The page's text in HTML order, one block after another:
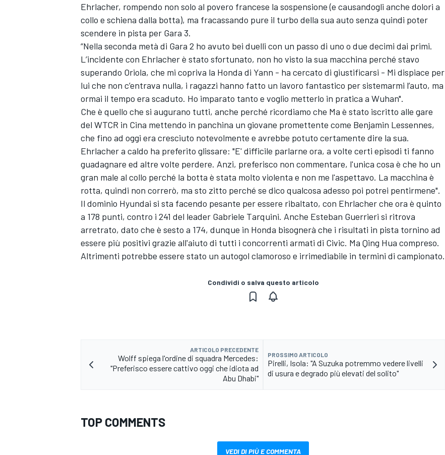
ENDURANCE/GT
MONOMARCA
Ehrlacher, rompendo non solo al povero francese la sospensione (e causandogli anche dolori a
collo e schiena dalla botta), ma fracassando pure il turbo della sua auto senza quindi poter
scendere in pista per Gara 3.
“Nella seconda metà di Gara 2 ho avuto bei duelli con un passo di uno o due decimi dai primi.
L’incidente con Ehrlacher è stato sfortunato, non ho visto la sua macchina perché stavo
superando Oriola, che mi copriva la Honda di Yann - ha cercato di giustificarsi - Mi dispiace per
lui che non c’entrava nulla, i ragazzi hanno fatto un lavoro fantastico per sistemarmi l’auto, ma
ormai il tempo era scaduto. Ho imparato tanto e voglio metterlo in pratica a Wuhan".
Che è quello che si augurano tutti, anche perché ricordiamo che Ma è stato iscritto alle gare
del WTCR in Cina mettendo in panchina un giovane promettente come Benjamin Lessennes,
che fino ad oggi era cresciuto notevolmente e avrebbe potuto certamente dire la sua.
Ehrlacher a caldo ha preferito glissare: "E' difficile parlarne ora, a volte certi episodi ti fanno
guadagnare ed altre volte perdere. Anzi, preferisco non commentare, l'unica cosa è che ho un
gran male al collo perché la botta è stata molto violenta e non me l'aspettavo. La macchina è
rotta, quindi non correrò, ma sto zitto perché se dico qualcosa adesso poi potrei pentirmene".
Il dominio Hyundai si sta facendo pesante per essere ribaltato, con Ehrlacher che ora è quinto
a 178 punti, contro i 241 del leader Gabriele Tarquini. Anche Esteban Guerrieri si ritrova
arretrato, dato che è sesto a 174, dunque in Honda bisognerà che i risultati in pista tornino ad
essere più positivi grazie all'aiuto di tutti i concorrenti armati di Civic. Ma Qing Hua compreso.
Altrimenti potrebbe essere stato un autogol clamoroso e irrimediabile in termini di campionato.
Condividi o salva questo articolo
ARTICOLO PRECEDENTE
Wolff spiega l'ordine di squadra Mercedes:
"Preferisco essere cattivo oggi che idiota ad
Abu Dhabi"
PROSSIMO ARTICOLO
Pirelli, Isola: "A Suzuka potremmo vedere livelli
di usura e degrado più elevati del solito"
TOP COMMENTS
VEDI DI PIÙ E COMMENTA